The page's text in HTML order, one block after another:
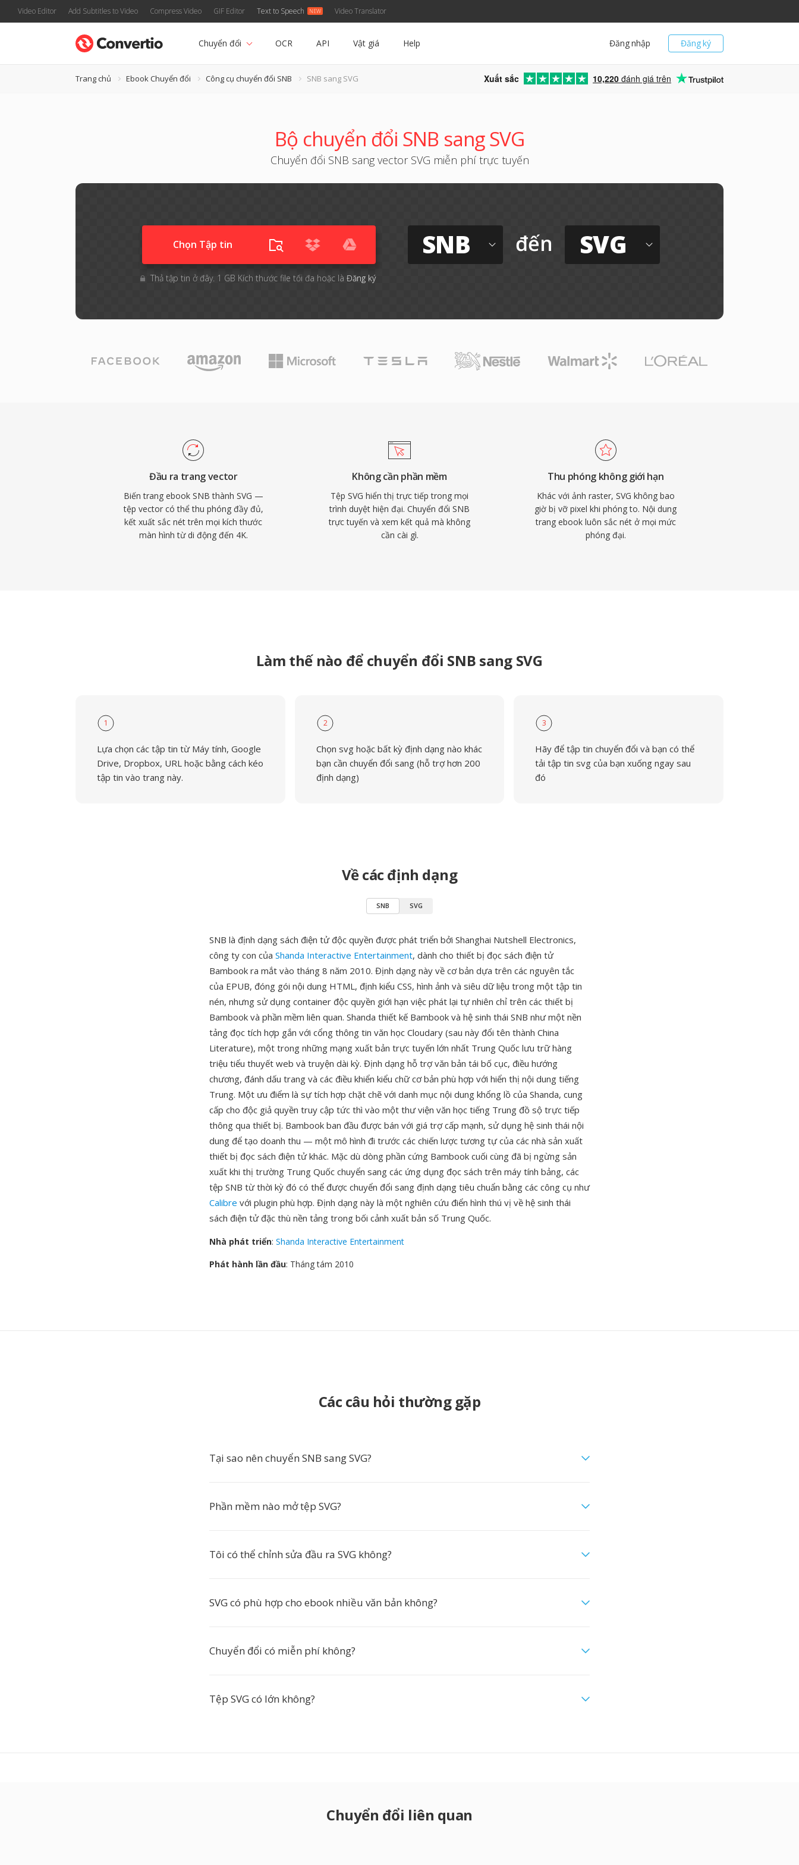
Video Editor Add Subtitles to Video Compress Video GIF Editor Text to Speech Video Translator
Đăng ký
Đăng nhập
Chuyển đổi OCR API Vật giá Help
Trang chủ Ebook Chuyển đổi Công cụ chuyển đổi SNB SNB sang SVG Xuất sắc 10,220 đánh giá trên
Bộ chuyển đổi SNB sang SVG
Chuyển đổi SNB sang vector SVG miễn phí trực tuyến
Chọn Tập tin
Thả tập tin ở đây. 1 GB Kích thước file tối đa hoặc là Đăng ký
SNB đến SVG
Đầu ra trang vector
Biến trang ebook SNB thành SVG —
tệp vector có thể thu phóng đầy đủ,
kết xuất sắc nét trên mọi kích thước
màn hình từ di động đến 4K.
Không cần phần mềm
Tệp SVG hiển thị trực tiếp trong mọi
trình duyệt hiện đại. Chuyển đổi SNB
trực tuyến và xem kết quả mà không
cần cài gì.
Thu phóng không giới hạn
Khác với ảnh raster, SVG không bao
giờ bị vỡ pixel khi phóng to. Nội dung
trang ebook luôn sắc nét ở mọi mức
phóng đại.
Làm thế nào để chuyển đổi SNB sang SVG
1
Lựa chọn các tập tin từ Máy tính, Google
Drive, Dropbox, URL hoặc bằng cách kéo
tập tin vào trang này.
2
Chọn svg hoặc bất kỳ định dạng nào khác
bạn cần chuyển đổi sang (hỗ trợ hơn 200
định dạng)
3
Hãy để tập tin chuyển đổi và bạn có thể
tải tập tin svg của bạn xuống ngay sau
đó
Về các định dạng
SNB SVG
SNB là định dạng sách điện tử độc quyền được phát triển bởi Shanghai Nutshell Electronics,
công ty con của Shanda Interactive Entertainment, dành cho thiết bị đọc sách điện tử
Bambook ra mắt vào tháng 8 năm 2010. Định dạng này về cơ bản dựa trên các nguyên tắc
của EPUB, đóng gói nội dung HTML, định kiểu CSS, hình ảnh và siêu dữ liệu trong một tập tin
nén, nhưng sử dụng container độc quyền giới hạn việc phát lại tự nhiên chỉ trên các thiết bị
Bambook và phần mềm liên quan. Shanda thiết kế Bambook và hệ sinh thái SNB như một nền
tảng đọc tích hợp gắn với cổng thông tin văn học Cloudary (sau này đổi tên thành China
Literature), một trong những mạng xuất bản trực tuyến lớn nhất Trung Quốc lưu trữ hàng
triệu tiểu thuyết web và truyện dài kỳ. Định dạng hỗ trợ văn bản tái bố cục, điều hướng
chương, đánh dấu trang và các điều khiển kiểu chữ cơ bản phù hợp với hiển thị nội dung tiếng
Trung. Một ưu điểm là sự tích hợp chặt chẽ với danh mục nội dung khổng lồ của Shanda, cung
cấp cho độc giả quyền truy cập tức thì vào một thư viện văn học tiếng Trung đồ sộ trực tiếp
thông qua thiết bị. Bambook ban đầu được bán với giá trợ cấp mạnh, sử dụng hệ sinh thái nội
dung để tạo doanh thu — một mô hình đi trước các chiến lược tương tự của các nhà sản xuất
thiết bị đọc sách điện tử khác. Mặc dù dòng phần cứng Bambook cuối cùng đã bị ngừng sản
xuất khi thị trường Trung Quốc chuyển sang các ứng dụng đọc sách trên máy tính bảng, các
tệp SNB từ thời kỳ đó có thể được chuyển đổi sang định dạng tiêu chuẩn bằng các công cụ như
Calibre với plugin phù hợp. Định dạng này là một nghiên cứu điển hình thú vị về hệ sinh thái
sách điện tử đặc thù nền tảng trong bối cảnh xuất bản số Trung Quốc.
Nhà phát triển: Shanda Interactive Entertainment
Phát hành lần đầu: Tháng tám 2010
Các câu hỏi thường gặp
Tại sao nên chuyển SNB sang SVG?
Phần mềm nào mở tệp SVG?
Tôi có thể chỉnh sửa đầu ra SVG không?
SVG có phù hợp cho ebook nhiều văn bản không?
Chuyển đổi có miễn phí không?
Tệp SVG có lớn không?
Chuyển đổi liên quan